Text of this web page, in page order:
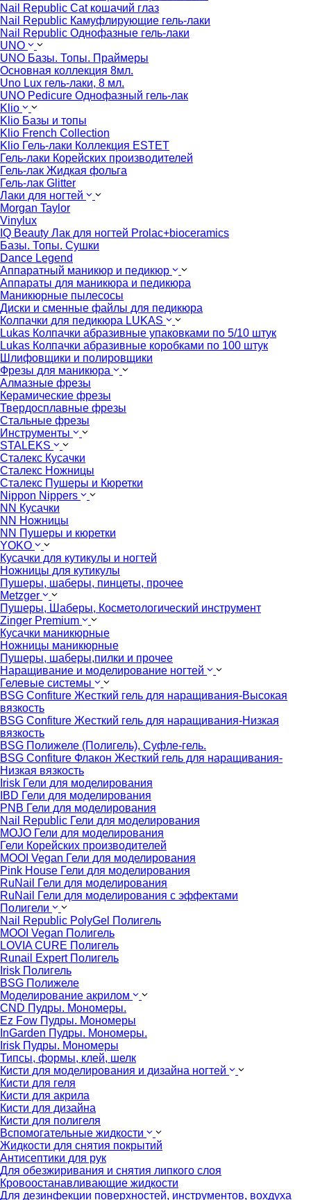
Nail Republic Cat кошачий глаз
Nail Republic Камуфлирующие гель-лаки
Nail Republic Однофазные гель-лаки
UNO
UNO Базы. Топы. Праймеры
Основная коллекция 8мл.
Uno Lux гель-лаки, 8 мл.
UNO Pedicure Однофазный гель-лак
Klio
Klio Базы и топы
Klio French Collection
Klio Гель-лаки Коллекция ESTET
Гель-лаки Корейских производителей
Гель-лак Жидкая фольга
Гель-лак Glitter
Лаки для ногтей
Morgan Taylor
Vinylux
IQ Beauty Лак для ногтей Prolac+bioceramics
Базы. Топы. Сушки
Dance Legend
Аппаратный маникюр и педикюр
Аппараты для маникюра и педикюра
Маникюрные пылесосы
Диски и сменные файлы для педикюра
Колпачки для педикюра LUKAS
Lukas Колпачки абразивные упаковками по 5/10 штук
Lukas Колпачки абразивные коробками по 100 штук
Шлифовщики и полировщики
Фрезы для маникюра
Алмазные фрезы
Керамические фрезы
Твердосплавные фрезы
Стальные фрезы
Инструменты
STALEKS
Сталекс Кусачки
Сталекс Ножницы
Сталекс Пушеры и Кюретки
Nippon Nippers
NN Кусачки
NN Ножницы
NN Пушеры и кюретки
YOKO
Кусачки для кутикулы и ногтей
Ножницы для кутикулы
Пушеры, шаберы, пинцеты, прочее
Metzger
Пушеры, Шаберы, Косметологический инструмент
Zinger Premium
Кусачки маникюрные
Ножницы маникюрные
Пушеры, шаберы,пилки и прочее
Наращивание и моделирование ногтей
Гелевые системы
BSG Confiture Жесткий гель для наращивания-Высокая
вязкость
BSG Confiture Жесткий гель для наращивания-Низкая
вязкость
BSG Полижеле (Полигель), Суфле-гель.
BSG Confiture Флакон Жесткий гель для наращивания-
Низкая вязкость
Irisk Гели для моделирования
IBD Гели для моделирования
PNB Гели для моделирования
Nail Republic Гели для моделирования
MOJO Гели для моделирования
Гели Корейских производителей
MOOI Vegan Гели для моделирования
Pink House Гели для моделирования
RuNail Гели для моделирования
RuNail Гели для моделирования с эффектами
Полигели
Nail Republic PolyGel Полигель
MOOI Vegan Полигель
LOVIA CURE Полигель
Runail Expert Полигель
Irisk Полигель
BSG Полижеле
Моделирование акрилом
CND Пудры. Мономеры.
Ez Fow Пудры. Мономеры
InGarden Пудры. Мономеры.
Irisk Пудры. Мономеры
Типсы, формы, клей, шелк
Кисти для моделирования и дизайна ногтей
Кисти для геля
Кисти для акрила
Кисти для дизайна
Кисти для полигеля
Вспомогательные жидкости
Жидкости для снятия покрытий
Антисептики для рук
Для обезжиривания и снятия липкого слоя
Кровоостанавливающие жидкости
Для дезинфекции поверхностей, инструментов, вохдуха